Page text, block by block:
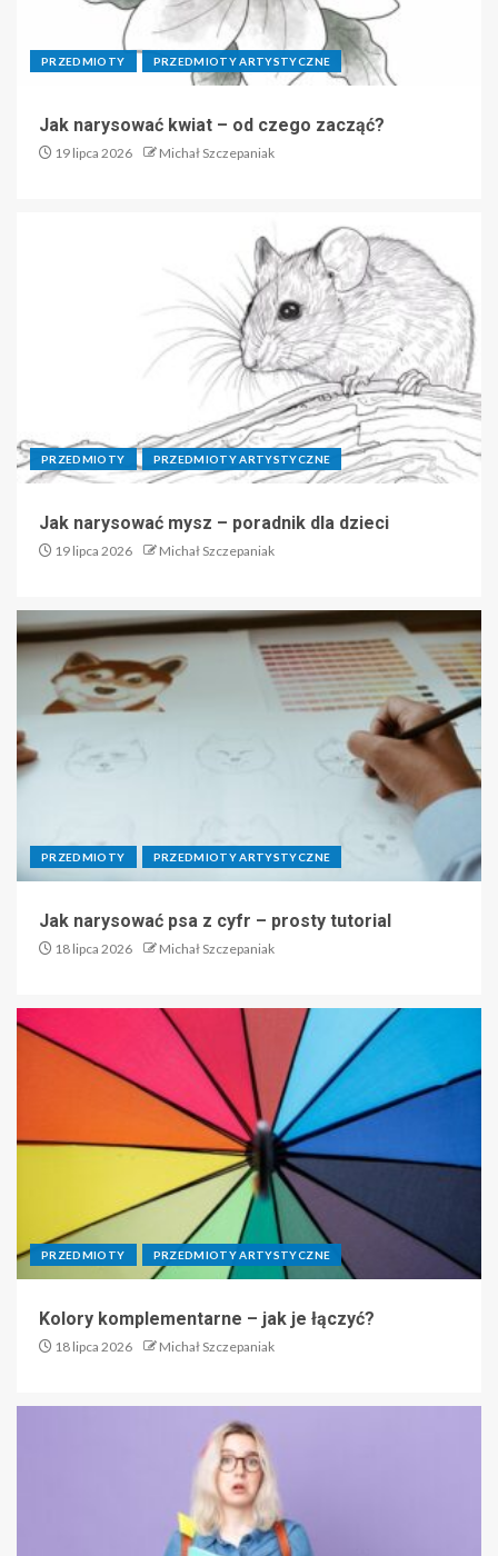
PRZEDMIOTY PRZEDMIOTY ARTYSTYCZNE
Jak narysować kwiat – od czego zacząć?
19 lipca 2026 Michał Szczepaniak
PRZEDMIOTY PRZEDMIOTY ARTYSTYCZNE
Jak narysować mysz – poradnik dla dzieci
19 lipca 2026 Michał Szczepaniak
PRZEDMIOTY PRZEDMIOTY ARTYSTYCZNE
Jak narysować psa z cyfr – prosty tutorial
18 lipca 2026 Michał Szczepaniak
PRZEDMIOTY PRZEDMIOTY ARTYSTYCZNE
Kolory komplementarne – jak je łączyć?
18 lipca 2026 Michał Szczepaniak